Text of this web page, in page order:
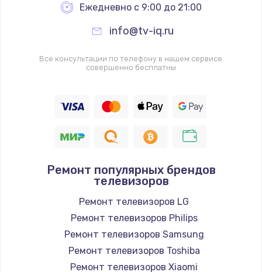
Ежедневно с 9:00 до 21:00
info@tv-iq.ru
Все консультации по телефону в нашем сервисе
совершенно бесплатны
Ремонт популярных брендов
телевизоров
Ремонт телевизоров LG
Ремонт телевизоров Philips
Ремонт телевизоров Samsung
Ремонт телевизоров Toshiba
Ремонт телевизоров Xiaomi